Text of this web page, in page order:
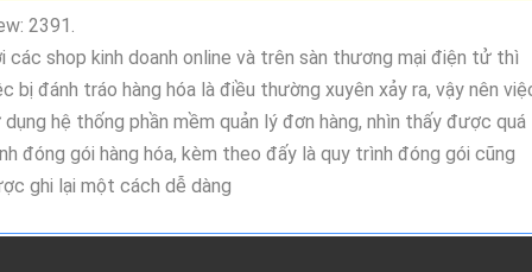
2391.
các shop kinh doanh online và trên sàn thương mại điện tử thì
bị đánh tráo hàng hóa là điều thường xuyên xảy ra, vậy nên
dụng hệ thống phần mềm quản lý đơn hàng, nhìn thấy được quá
đóng gói hàng hóa, kèm theo đấy là quy trình đóng gói cũng
ghi lại một cách dễ dàng